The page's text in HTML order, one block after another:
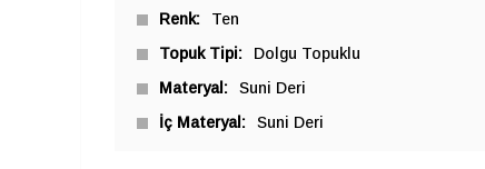
Renk
Ten
Topuk Tipi
Dolgu Topuklu
Materyal
Suni Deri
İç Materyal
Suni Deri